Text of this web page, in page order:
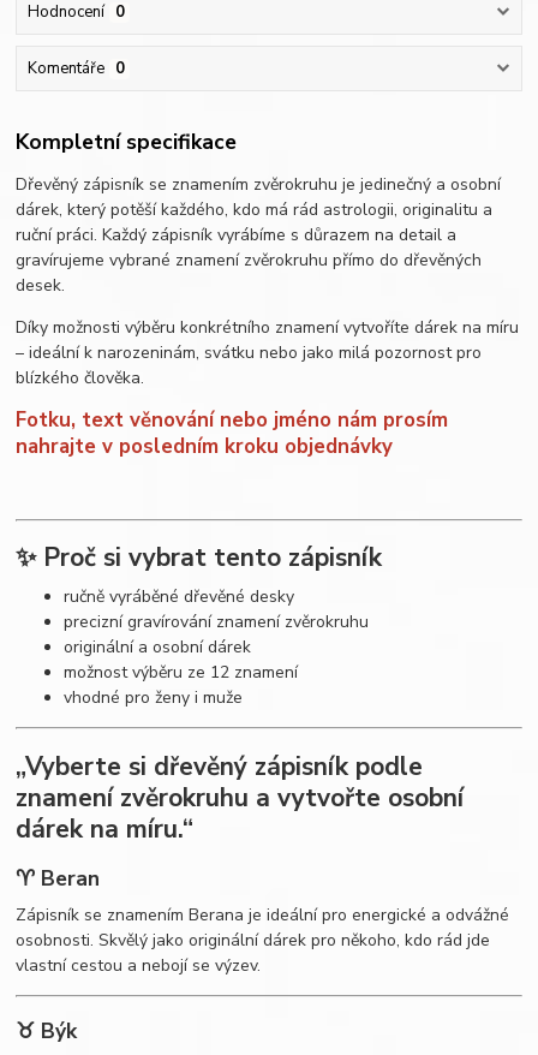
Hodnocení 0
Komentáře 0
Kompletní specifikace
Dřevěný zápisník se znamením zvěrokruhu je jedinečný a osobní
dárek, který potěší každého, kdo má rád astrologii, originalitu a
ruční práci. Každý zápisník vyrábíme s důrazem na detail a
gravírujeme vybrané znamení zvěrokruhu přímo do dřevěných
desek.
Díky možnosti výběru konkrétního znamení vytvoříte dárek na míru
– ideální k narozeninám, svátku nebo jako milá pozornost pro
blízkého člověka.
Fotku, text věnování nebo jméno nám prosím
nahrajte v posledním kroku objednávky
✨ Proč si vybrat tento zápisník
ručně vyráběné dřevěné desky
precizní gravírování znamení zvěrokruhu
originální a osobní dárek
možnost výběru ze 12 znamení
vhodné pro ženy i muže
„Vyberte si dřevěný zápisník podle
znamení zvěrokruhu a vytvořte osobní
dárek na míru.“
♈ Beran
Zápisník se znamením Berana je ideální pro energické a odvážné
osobnosti. Skvělý jako originální dárek pro někoho, kdo rád jde
vlastní cestou a nebojí se výzev.
♉ Býk